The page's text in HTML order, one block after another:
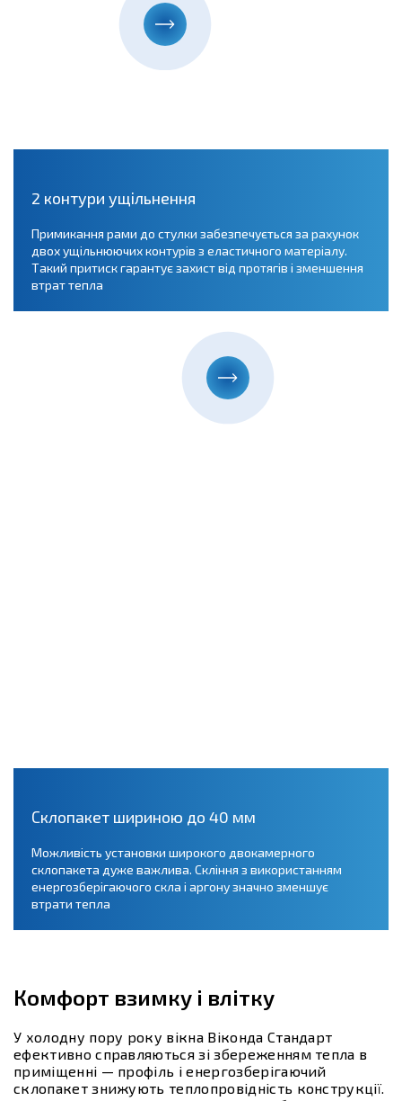
2 контури ущільнення
Примикання рами до стулки забезпечується за рахунок
двох ущільнюючих контурів з еластичного матеріалу.
Такий притиск гарантує захист від протягів і зменшення
втрат тепла
Склопакет шириною до 40 мм
Можливість установки широкого двокамерного
склопакета дуже важлива. Скління з використанням
енергозберігаючого скла і аргону значно зменшує
втрати тепла
Комфорт взимку і влітку
У холодну пору року вікна Віконда Стандарт
ефективно справляються зі збереженням тепла в
приміщенні — профіль і енергозберігаючий
склопакет знижують теплопровідність конструкції.